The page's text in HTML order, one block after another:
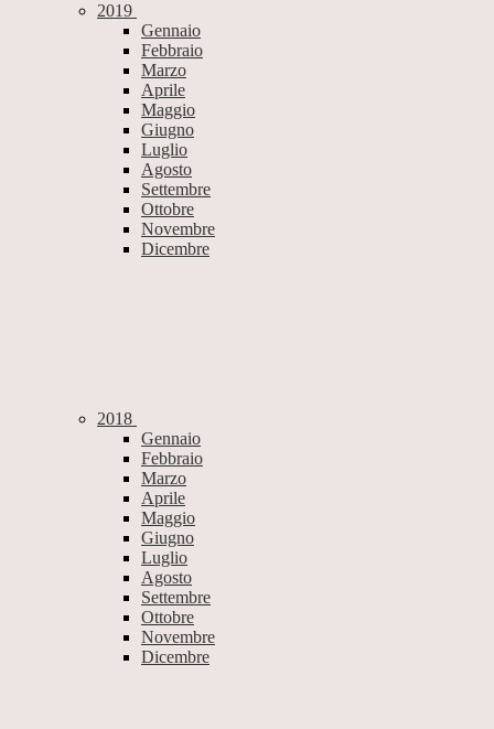
2019
Gennaio
Febbraio
Marzo
Aprile
Maggio
Giugno
Luglio
Agosto
Settembre
Ottobre
Novembre
Dicembre
2018
Gennaio
Febbraio
Marzo
Aprile
Maggio
Giugno
Luglio
Agosto
Settembre
Ottobre
Novembre
Dicembre